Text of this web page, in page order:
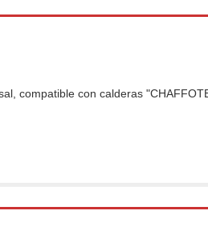
compatible con calderas